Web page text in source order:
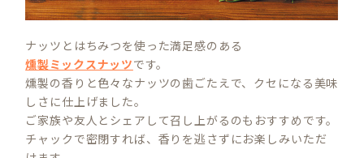
ナッツとはちみつを使った満足感のある
燻製ミックスナッツです。
燻製の香りと色々なナッツの歯ごたえで、クセになる美味
しさに仕上げました。
ご家族や友人とシェアして召し上がるのもおすすめです。
チャックで密閉すれば、香りを逃さずにお楽しみいただ